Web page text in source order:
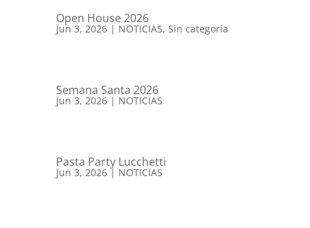
Open House 2026
Jun 3, 2026| NOTICIAS, Sin categoría
Semana Santa 2026
Jun 3, 2026| NOTICIAS
Pasta Party Lucchetti
Jun 3, 2026| NOTICIAS